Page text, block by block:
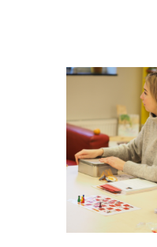
VRIJWILLIGERS &